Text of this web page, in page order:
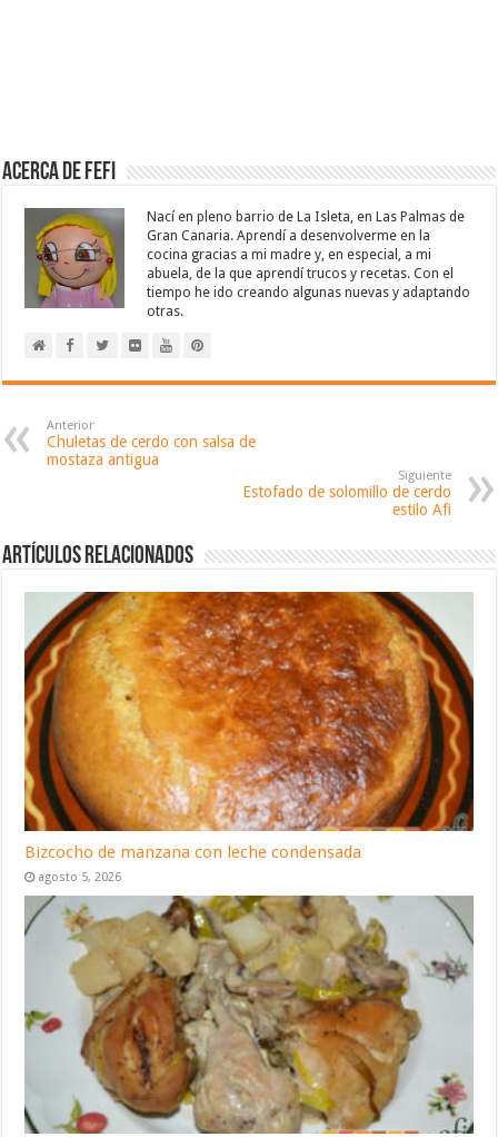
Acerca de Fefi
Nací en pleno barrio de La Isleta, en Las Palmas de
Gran Canaria. Aprendí a desenvolverme en la
cocina gracias a mi madre y, en especial, a mi
abuela, de la que aprendí trucos y recetas. Con el
tiempo he ido creando algunas nuevas y adaptando
otras.
Anterior
Chuletas de cerdo con salsa de
mostaza antigua
Siguiente
Estofado de solomillo de cerdo
estilo Afi
Artículos relacionados
Bizcocho de manzana con leche condensada
agosto 5, 2026